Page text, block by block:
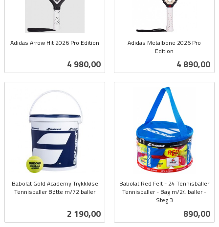
Adidas Arrow Hit 2026 Pro Edition
Pris
4 980,00
Adidas Metalbone 2026 Pro
Edition
Pris
4 890,00
Babolat Gold Academy Trykkløse
Tennisballer Bøtte m/72 baller
Pris
2 190,00
Babolat Red Felt - 24 Tennisballer
Tennisballer - Bag m/24 baller -
Steg 3
Pris
890,00